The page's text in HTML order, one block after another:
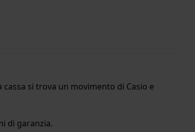
si trova un movimento di Casio e
di garanzia.